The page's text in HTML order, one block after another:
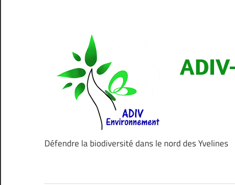
Défendre la biodiversité dans le nord des Yvelines